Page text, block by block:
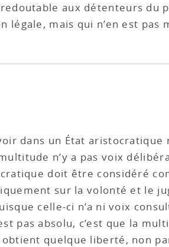
aux détenteurs du
légale, mais qui n’en est
dans un État
n’y a pas voix
doit être considéré
sur la volonté et le
celle-ci n’a ni voix
pas absolu, c’est que la
obtient quelque liberté, non